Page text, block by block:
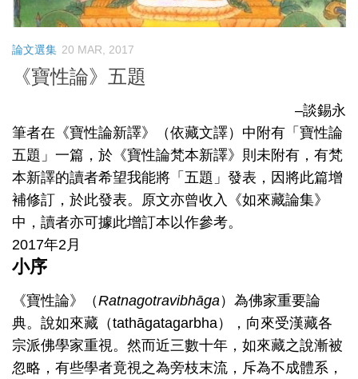
論文選集 20 MAR, 2017
《寶性論》五題
–談錫永
筆者在《寶性論新譯》（依藏文譯）中附有「寶性論
五題」一篇，於《寶性論梵本新譯》則未附有，有梵
本新譯的讀者希望我能將「五題」發表，因將此篇增
補修訂，於此發表。原文亦曾收入《如來藏論集》
中，讀者亦可據此增訂本以作參考。
2017年2月
小序
《寶性論》（Ratnagotravibhāga ）為佛家重要論
典。說如來藏（tathāgatagarbha），向來受漢藏各
宗派佛學家重視。然而近三數十年，如來藏之說漸被
忽略，有些學者竟視之為旁枝末流，斥為不成體系，